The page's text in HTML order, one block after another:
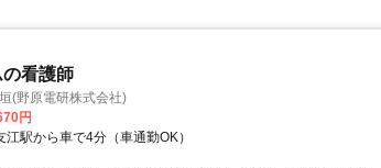
看護師
(野原電研株式会社)
円
駅から車で4分（車通勤OK）